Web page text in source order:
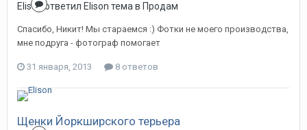
Elisonответил Elison тема в Продам
Спасибо, Никит! Мы стараемся :) Фотки не моего производства,
мне подруга - фотограф помогает
31 января, 2013 8 ответов
Щенки Йоркширского терьера